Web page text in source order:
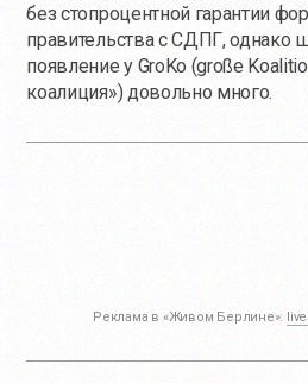
без стопроцентной гарантии
правительства с СДПГ, однако
появление у GroKo (große
коалиция») довольно много.
Реклама в «Живом Берлине»: